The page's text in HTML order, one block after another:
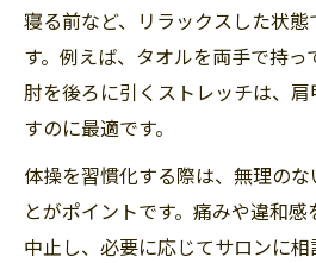
寝る前など、リラックスした状
す。例えば、タオルを両手で持
肘を後ろに引くストレッチは、
すのに最適です。
体操を習慣化する際は、無理の
とがポイントです。痛みや違和
中止し、必要に応じてサロンに